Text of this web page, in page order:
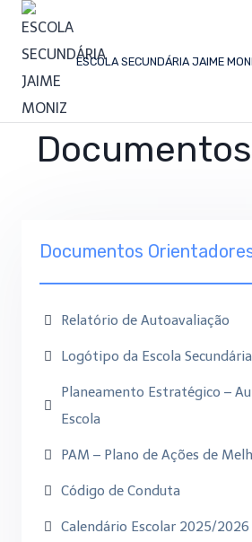
ESCOLA SECUNDÁRIA JAIME
Documentos
Relatório de Autoavaliação
Logótipo da Escola
Planeamento Estratégico –
Escola
PAM – Plano de Ações de
Código de Conduta
Calendário Escolar 2025/2026